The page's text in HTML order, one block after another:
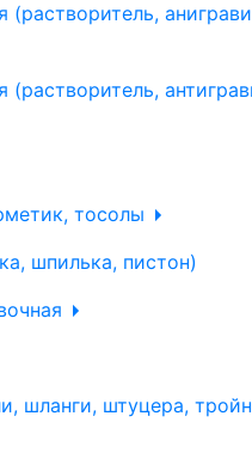
(растворитель,
(растворитель,
тосолы
шпилька, пистон)
шланги, штуцера,